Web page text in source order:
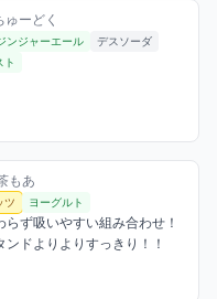
シャ / 2025年10月26日
ゅーどく
ンジャーエール
デスソーダ
ト
る
シャ / 2025年10月27日
もあ
ツ ヨーグルト
ず吸いやすい組み合わせ！
ドよりよりすっきり！！